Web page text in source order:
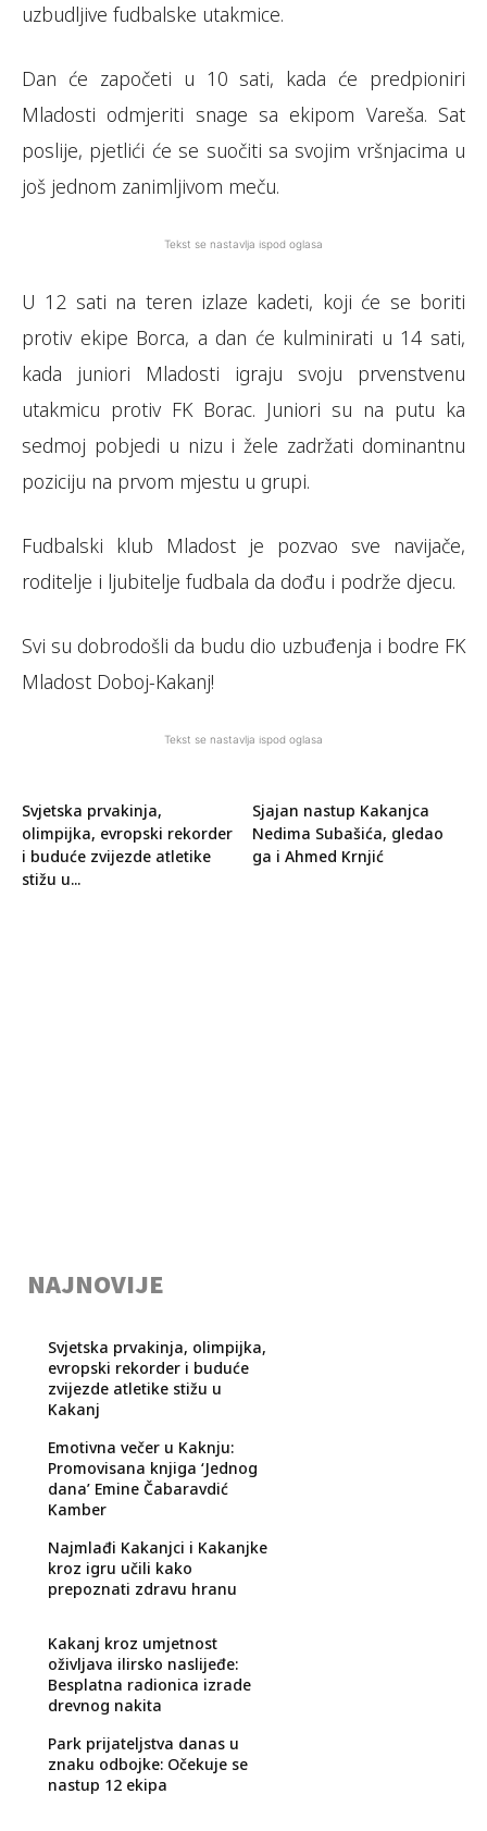
uzbudljive fudbalske utakmice.
Dan će započeti u 10 sati, kada će predpioniri
Mladosti odmjeriti snage sa ekipom Vareša. Sat
poslije, pjetlići će se suočiti sa svojim vršnjacima u
još jednom zanimljivom meču.
Tekst se nastavlja ispod oglasa
U 12 sati na teren izlaze kadeti, koji će se boriti
protiv ekipe Borca, a dan će kulminirati u 14 sati,
kada juniori Mladosti igraju svoju prvenstvenu
utakmicu protiv FK Borac. Juniori su na putu ka
sedmoj pobjedi u nizu i žele zadržati dominantnu
poziciju na prvom mjestu u grupi.
Fudbalski klub Mladost je pozvao sve navijače,
roditelje i ljubitelje fudbala da dođu i podrže djecu.
Svi su dobrodošli da budu dio uzbuđenja i bodre FK
Mladost Doboj-Kakanj!
Tekst se nastavlja ispod oglasa
Svjetska prvakinja,
olimpijka, evropski rekorder
i buduće zvijezde atletike
stižu u...
Sjajan nastup Kakanjca
Nedima Subašića, gledao
ga i Ahmed Krnjić
NAJNOVIJE
Svjetska prvakinja, olimpijka,
evropski rekorder i buduće
zvijezde atletike stižu u
Kakanj
Emotivna večer u Kaknju:
Promovisana knjiga ‘Jednog
dana’ Emine Čabaravdić
Kamber
Najmlađi Kakanjci i Kakanjke
kroz igru učili kako
prepoznati zdravu hranu
Kakanj kroz umjetnost
oživljava ilirsko naslijeđe:
Besplatna radionica izrade
drevnog nakita
Park prijateljstva danas u
znaku odbojke: Očekuje se
nastup 12 ekipa